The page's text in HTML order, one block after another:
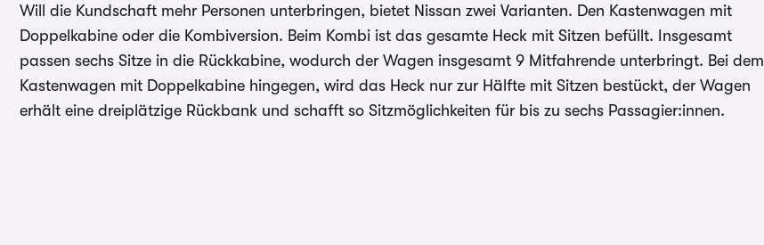
Will die Kundschaft mehr Personen unterbringen, bietet Nissan zwei Varianten. Den Kastenwagen mit
Doppelkabine oder die Kombiversion. Beim Kombi ist das gesamte Heck mit Sitzen befüllt. Insgesamt
passen sechs Sitze in die Rückkabine, wodurch der Wagen insgesamt 9 Mitfahrende unterbringt. Bei dem
Kastenwagen mit Doppelkabine hingegen, wird das Heck nur zur Hälfte mit Sitzen bestückt, der Wagen
erhält eine dreiplätzige Rückbank und schafft so Sitzmöglichkeiten für bis zu sechs Passagier:innen.